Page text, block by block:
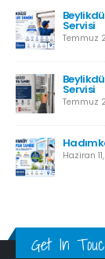
Servisi
Temmuz
Servisi
Temmuz
Haziran
Get In